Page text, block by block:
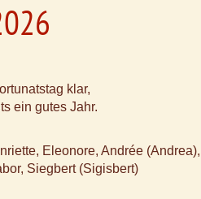
klar,
ein gutes Jahr.
Eleonore, Andrée (Andrea),
Siegbert (Sigisbert)